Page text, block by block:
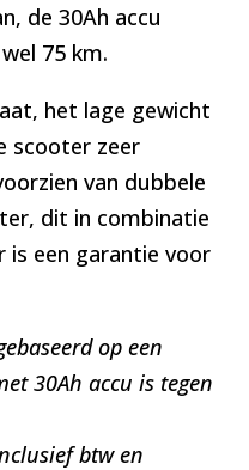
de 30Ah accu
75 km.
het lage gewicht
scooter zeer
van dubbele
dit in combinatie
een garantie voor
op een
30Ah accu is tegen
btw en